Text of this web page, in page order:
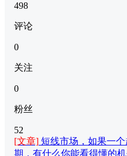
498
评论
0
关注
0
粉丝
52
[文章] 短线市场，如果一
期，有什么你能看得懂的机